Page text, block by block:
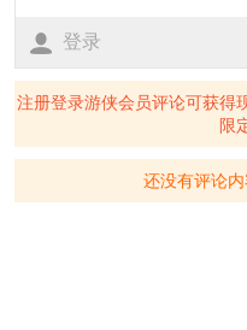
登录
注册登录游侠会员评论可获得
限
还没有评论内